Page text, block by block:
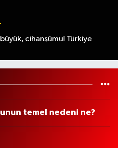
cihanşümul Türkiye
temel nedeni ne?